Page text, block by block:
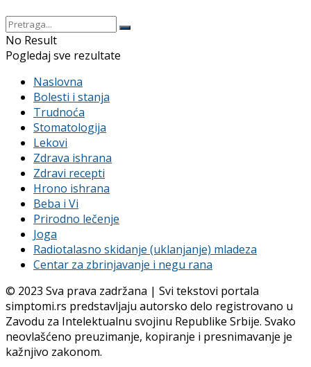
No Result
Pogledaj sve rezultate
Naslovna
Bolesti i stanja
Trudnoća
Stomatologija
Lekovi
Zdrava ishrana
Zdravi recepti
Hrono ishrana
Beba i Vi
Prirodno lečenje
Joga
Radiotalasno skidanje (uklanjanje) mladeza
Centar za zbrinjavanje i negu rana
© 2023 Sva prava zadržana | Svi tekstovi portala
simptomi.rs predstavljaju autorsko delo registrovano u
Zavodu za Intelektualnu svojinu Republike Srbije. Svako
neovlašćeno preuzimanje, kopiranje i presnimavanje je
kažnjivo zakonom.